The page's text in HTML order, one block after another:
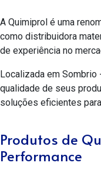
A Quimiprol é uma
como distribuidora
de experiência no
Localizada em Sombrio
qualidade de seus
soluções eficientes
Produtos de
Performance